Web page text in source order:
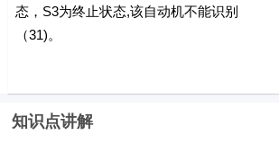
态，S3为终止状态,该自动机不能识别
（31)。
知识点讲解